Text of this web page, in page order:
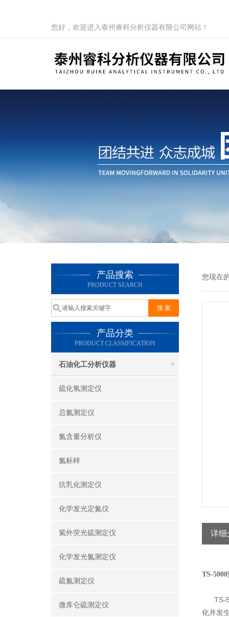
您好，欢迎进入泰州睿科分析仪器有限公司网站！
产品搜索
PRODUCT SEARCH
产品分类
PRODUCT CLASSIFICATION
石油化工分析仪器
硫化氢测定仪
总氮测定仪
氮含量分析仪
氮标样
抗乳化测定仪
化学发光定氮仪
紫外荧光硫测定仪
化学发光氮测定仪
硫氮测定仪
微库仑硫测定仪
您现在
详细
TS-
TS-
化并发